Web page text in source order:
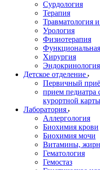
Сурдология
Терапия
Травматология
Урология
Физиотерапия
Хирургия
Эндокринология
Детское отделение
Первичный
прием педиатра
курортной карты
Лаборатория
Аллергология
Биохимия крови
Биохимия мочи
Витамины,
Гематология
Гемостаз